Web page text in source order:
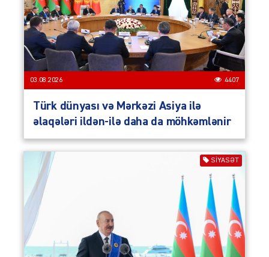
03.08.2026 4407
Türk dünyası və Mərkəzi Asiya ilə
əlaqələri ildən-ilə daha da möhkəmlənir
SIYASƏT